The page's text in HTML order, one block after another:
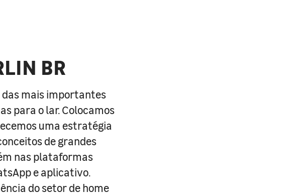
BR
das mais importantes
para o lar. Colocamos
uma estratégia
de grandes
nas plataformas
e aplicativo.
do setor de home